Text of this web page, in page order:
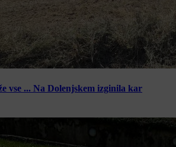
vse ... Na Dolenjskem izginila kar